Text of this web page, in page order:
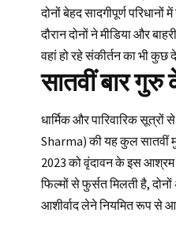
दोनों बेहद सादगीपूर्ण
दौरान दोनों ने मीडिया और
वहां हो रहे संकीर्तन का भी कुछ
सातवीं बार गुरु
धार्मिक और पारिवारिक
Sharma) की यह कुल सातवीं
2023 को वृंदावन के इस
फिल्मों से फुर्सत मिलती है,
आशीर्वाद लेने नियमित रूप से